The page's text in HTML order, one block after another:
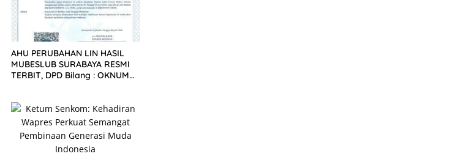
AHU PERUBAHAN LIN HASIL
MUBESLUB SURABAYA RESMI
TERBIT, DPD Bilang : OKNUM